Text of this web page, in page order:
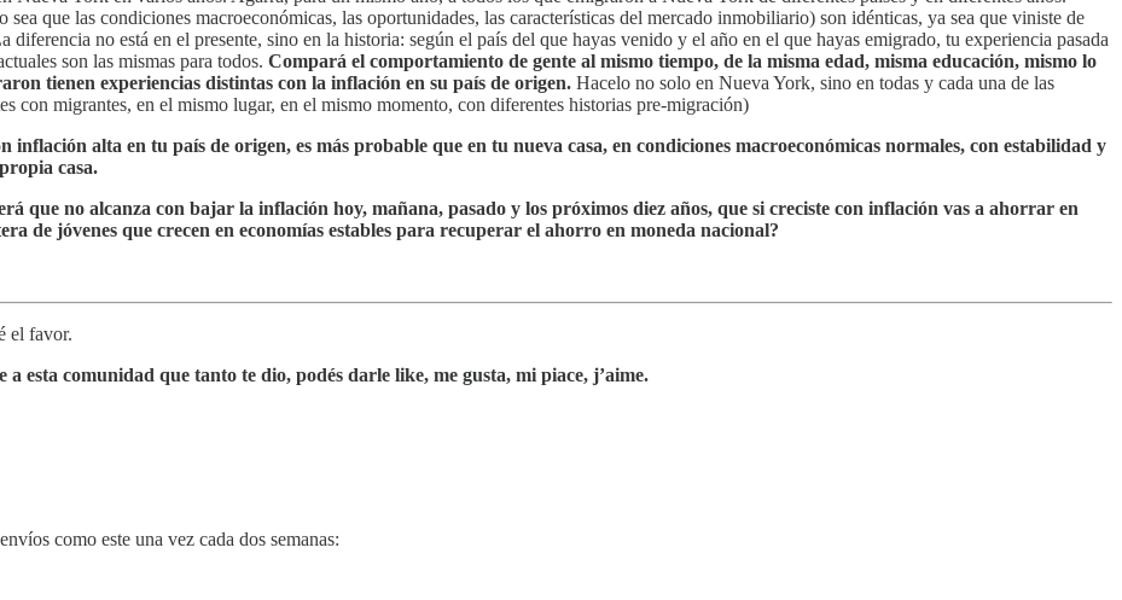
que las condiciones macroeconómicas, las oportunidades, las características del mercado inmobiliario) son idénticas, ya sea que viniste de
no está en el presente, sino en la historia: según el país del que hayas venido y el año en el que hayas emigrado, tu experiencia pasada
son las mismas para todos. Compará el comportamiento de gente al mismo tiempo, de la misma edad, misma educación, mismo lo
tienen experiencias distintas con la inflación en su país de origen. Hacelo no solo en Nueva York, sino en todas y cada una de las
con migrantes, en el mismo lugar, en el mismo momento, con diferentes historias pre-migración)
inflación alta en tu país de origen, es más probable que en tu nueva casa, en condiciones macroeconómicas normales, con estabilidad y
casa.
que no alcanza con bajar la inflación hoy, mañana, pasado y los próximos diez años, que si creciste con inflación vas a ahorrar en
de jóvenes que crecen en economías estables para recuperar el ahorro en moneda nacional?
el favor.
esta comunidad que tanto te dio, podés darle like, me gusta, mi piace, j’aime.
como este una vez cada dos semanas: